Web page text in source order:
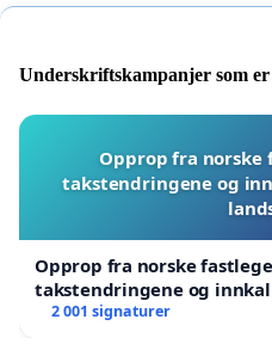
Underskriftskampanjer som
Opprop fra norske
takstendringene og
Opprop fra norske
takstendringene og
landsråd
2 001 signaturer